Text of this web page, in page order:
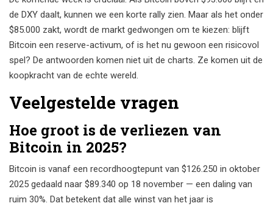
de DXY daalt, kunnen we een korte rally zien. Maar als het onder
$85.000 zakt, wordt de markt gedwongen om te kiezen: blijft
Bitcoin een reserve-activum, of is het nu gewoon een risicovol
spel? De antwoorden komen niet uit de charts. Ze komen uit de
koopkracht van de echte wereld.
Veelgestelde vragen
Hoe groot is de verliezen van
Bitcoin in 2025?
Bitcoin is vanaf een recordhoogtepunt van $126.250 in oktober
2025 gedaald naar $89.340 op 18 november — een daling van
ruim 30%. Dat betekent dat alle winst van het jaar is